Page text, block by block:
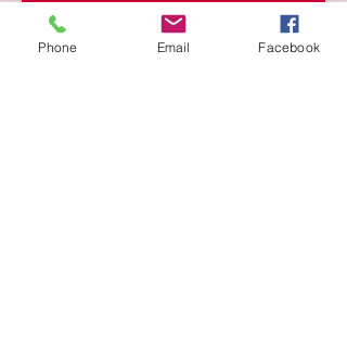
チケットは販売されていません
他のイベントを見る
Phone Email Facebook